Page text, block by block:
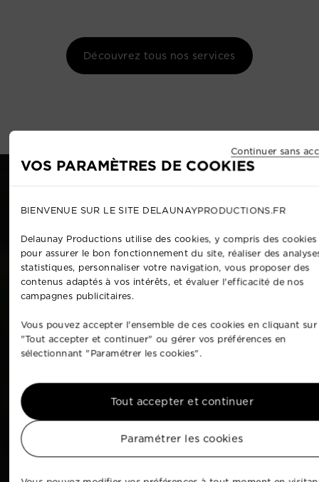
Découvrez tous nos services
VOS PARAMÈTRES DE COOKIES
Continuer sans
BIENVENUE SUR LE SITE DELAUNAYPRODUCTIONS.FR
Delaunay Productions utilise des cookies, y compris des
pour assurer le bon fonctionnement du site, réaliser des
statistiques, personnaliser votre navigation, vous proposer des
contenus adaptés à vos intérêts, et évaluer l'efficacité de nos
campagnes publicitaires.
Vous pouvez accepter l'ensemble de ces cookies en cliquant sur
"Tout accepter et continuer" ou gérer vos préférences en
sélectionnant "Paramétrer les cookies".
Paramétrer les cookies
Tout accepter et continuer